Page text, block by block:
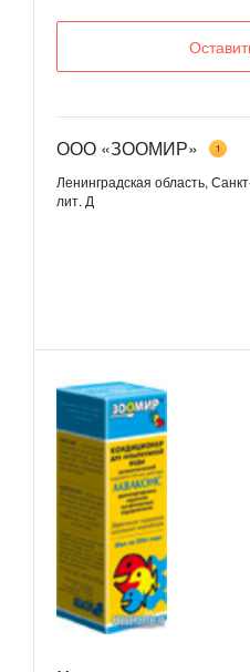
ООО «ЗООМИР» 1
Ленинградская область,
лит. Д